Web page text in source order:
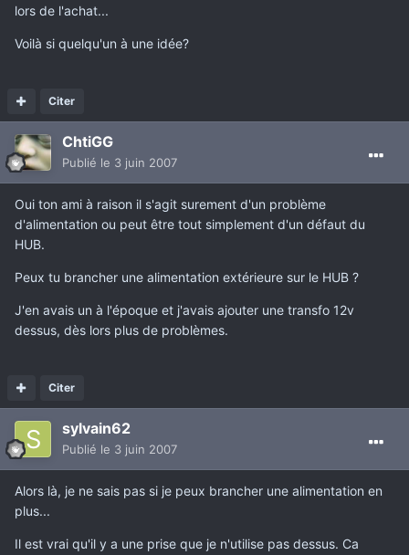
lors de l'achat...
Voilà si quelqu'un à une idée?
Citer
ChtiGG
Publié le 3 juin 2007
Oui ton ami à raison il s'agit surement d'un problème
d'alimentation ou peut être tout simplement d'un défaut du
HUB.
Peux tu brancher une alimentation extérieure sur le HUB ?
J'en avais un à l'époque et j'avais ajouter une transfo 12v
dessus, dès lors plus de problèmes.
Citer
sylvain62
Publié le 3 juin 2007
Alors là, je ne sais pas si je peux brancher une alimentation en
plus...
Il est vrai qu'il y a une prise que je n'utilise pas dessus. Ca